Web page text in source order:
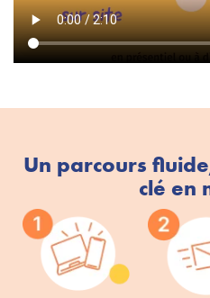
Un parcours
clé en